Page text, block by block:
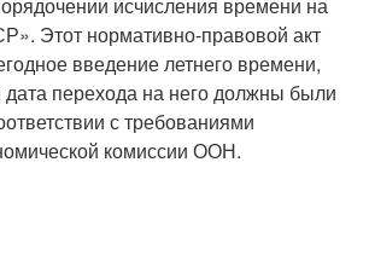
исчисления времени на
Этот нормативно-правовой акт
введение летнего времени,
перехода на него должны были
с требованиями
комиссии ООН.